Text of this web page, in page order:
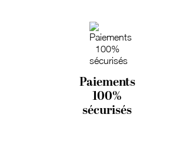
Paiements
100%
sécurisés